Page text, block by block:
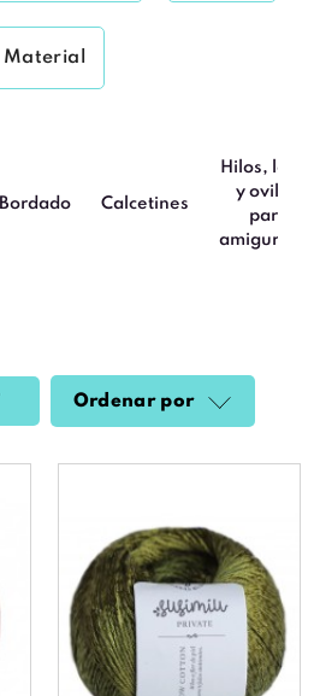
Material
Bordado Calcetines
Hilos,
y ovillos
para
Ordenar por